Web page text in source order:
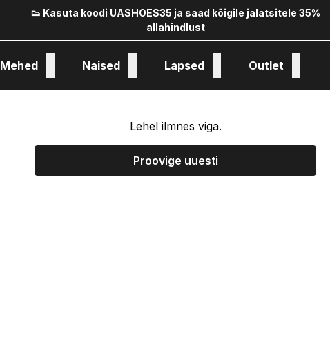
👟 Kasuta koodi UASHOES35 ja saad kõigile jalatsitele 35%
allahindlust
Mehed Naised Lapsed Outlet
Lehel ilmnes viga.
Proovige uuesti